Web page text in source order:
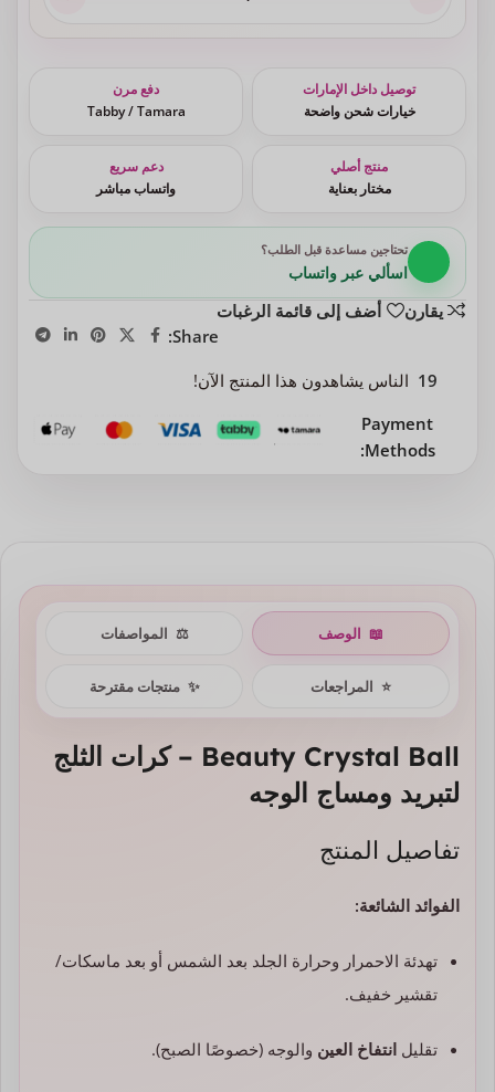
توصيل داخل الإمارات
خيارات شحن واضحة
دفع مرن
Tabby / Tamara
منتج أصلي
مختار بعناية
دعم سريع
واتساب مباشر
تحتاجين مساعدة قبل الطلب؟
اسألي عبر واتساب
يقارن
أضف إلى قائمة الرغبات
Share:
19 الناس يشاهدون هذا المنتج الآن!
Payment
Methods:
📖 الوصف ⚖️ المواصفات
⭐ المراجعات ✨ منتجات مقترحة
Beauty Crystal Ball – كرات الثلج
لتبريد ومساج الوجه
تفاصيل المنتج
الفوائد الشائعة:
تهدئة الاحمرار وحرارة الجلد بعد الشمس أو بعد ماسكات/
تقشير خفيف.
تقليل انتفاخ العين والوجه (خصوصًا الصبح).